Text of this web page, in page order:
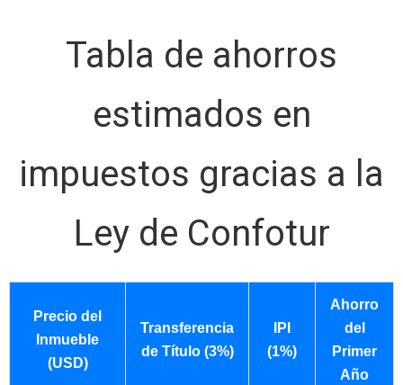
Tabla de ahorros
estimados en
impuestos gracias a la
Ley de Confotur
Precio del
Inmueble
(USD)
Transferencia
de Título (3%)
IPI
(1%)
Ahorro
del
Primer
Año